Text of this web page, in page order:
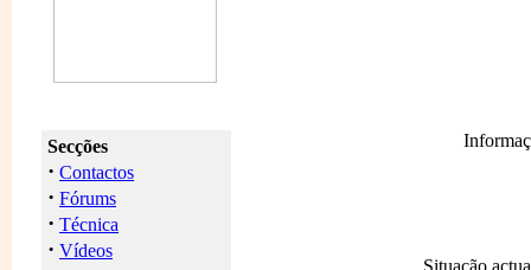
Secções
· Contactos
· Fórums
· Técnica
· Vídeos
Situação